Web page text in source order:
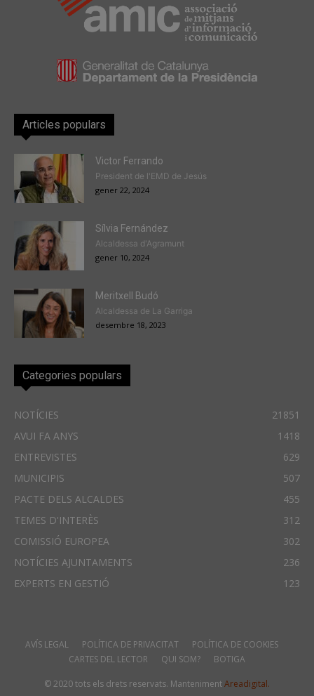
Articles populars
Victor Ferrando
President de l'EMD de Jesús
gener 22, 2024
Sílvia Fernández
Alcaldessa d'Agramunt
gener 10, 2024
Meritxell Budó
Alcaldessa de La Garriga
desembre 18, 2023
Categories populars
NOTÍCIES
21851
AVUI FA ANYS
1418
ENTREVISTES
629
MUNICIPIS
507
PACTE DELS ALCALDES
455
TEMES D'INTERÈS
312
COMISSIÓ EUROPEA
302
NOTÍCIES AJUNTAMENTS
236
EXPERTS EN GESTIÓ
123
AVÍS LEGAL POLÍTICA DE PRIVACITAT
POLÍTICA DE COOKIES
CARTES DEL LECTOR
QUI SOM? BOTIGA
© 2020 tots els drets reservats. MantenimentAreadigital.